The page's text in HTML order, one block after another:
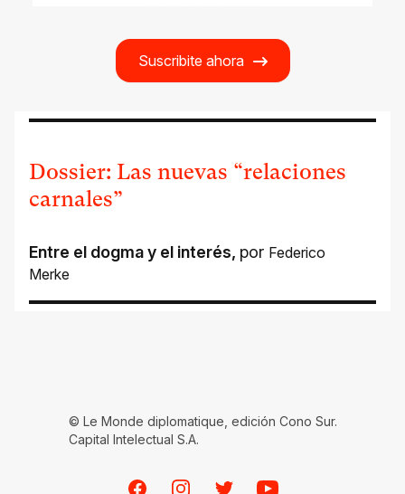
Suscribite ahora
Dossier: Las nuevas “relaciones
carnales”
Entre el dogma y el interés, por Federico
Merke
© Le Monde diplomatique, edición Cono Sur.
Capital Intelectual S.A.
FacebookInstagramTwitterYoutube